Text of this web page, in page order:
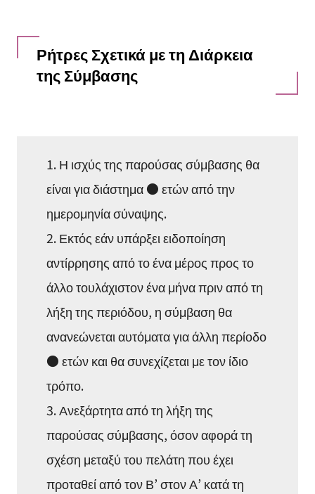
Ρήτρες Σχετικά με τη Διάρκεια
της Σύμβασης
1. Η ισχύς της παρούσας σύμβασης θα
είναι για διάστημα ● ετών από την
ημερομηνία σύναψης.
2. Εκτός εάν υπάρξει ειδοποίηση
αντίρρησης από το ένα μέρος προς το
άλλο τουλάχιστον ένα μήνα πριν από τη
λήξη της περιόδου, η σύμβαση θα
ανανεώνεται αυτόματα για άλλη περίοδο
● ετών και θα συνεχίζεται με τον ίδιο
τρόπο.
3. Ανεξάρτητα από τη λήξη της
παρούσας σύμβασης, όσον αφορά τη
σχέση μεταξύ του πελάτη που έχει
προταθεί από τον Β’ στον Α’ κατά τη